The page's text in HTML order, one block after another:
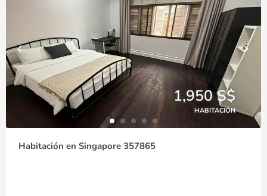
1,950 S$
HABITACIÓN
Habitación en Singapore 357865